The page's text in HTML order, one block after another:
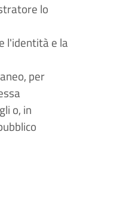
lo
l'identità e la
per
o, in